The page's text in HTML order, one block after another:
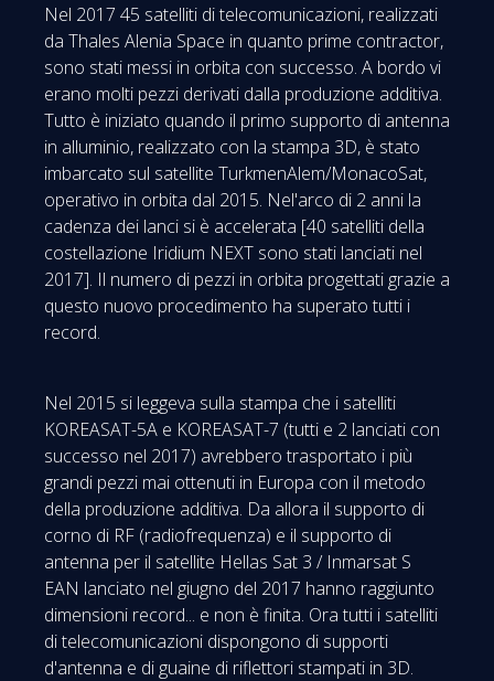
Nel 2017 45 satelliti di telecomunicazioni, realizzati
da Thales Alenia Space in quanto prime contractor,
sono stati messi in orbita con successo. A bordo vi
erano molti pezzi derivati dalla produzione additiva.
Tutto è iniziato quando il primo supporto di antenna
in alluminio, realizzato con la stampa 3D, è stato
imbarcato sul satellite TurkmenAlem/MonacoSat,
operativo in orbita dal 2015. Nel'arco di 2 anni la
cadenza dei lanci si è accelerata [40 satelliti della
costellazione Iridium NEXT sono stati lanciati nel
2017]. Il numero di pezzi in orbita progettati grazie a
questo nuovo procedimento ha superato tutti i
record.
Nel 2015 si leggeva sulla stampa che i satelliti
KOREASAT-5A e KOREASAT-7 (tutti e 2 lanciati con
successo nel 2017) avrebbero trasportato i più
grandi pezzi mai ottenuti in Europa con il metodo
della produzione additiva. Da allora il supporto di
corno di RF (radiofrequenza) e il supporto di
antenna per il satellite Hellas Sat 3 / Inmarsat S
EAN lanciato nel giugno del 2017 hanno raggiunto
dimensioni record... e non è finita. Ora tutti i satelliti
di telecomunicazioni dispongono di supporti
d'antenna e di guaine di riflettori stampati in 3D.